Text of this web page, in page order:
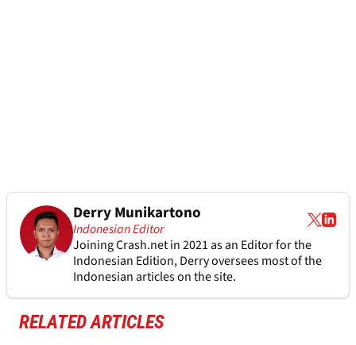
Derry Munikartono
Indonesian Editor
Joining Crash.net in 2021 as an Editor for the
Indonesian Edition, Derry oversees most of the
Indonesian articles on the site.
RELATED ARTICLES